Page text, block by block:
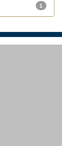
1